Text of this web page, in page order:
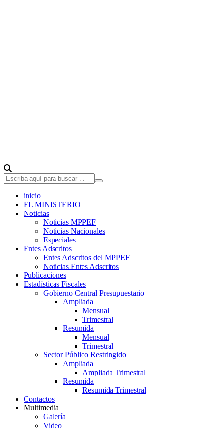
inicio
EL MINISTERIO
Noticias
Noticias MPPEF
Noticias Nacionales
Especiales
Entes Adscritos
Entes Adscritos del MPPEF
Noticias Entes Adscritos
Publicaciones
Estadísticas Fiscales
Gobierno Central Presupuestario
Ampliada
Mensual
Trimestral
Resumida
Mensual
Trimestral
Sector Público Restringido
Ampliada
Ampliada Trimestral
Resumida
Resumida Trimestral
Contactos
Multimedia
Galería
Video